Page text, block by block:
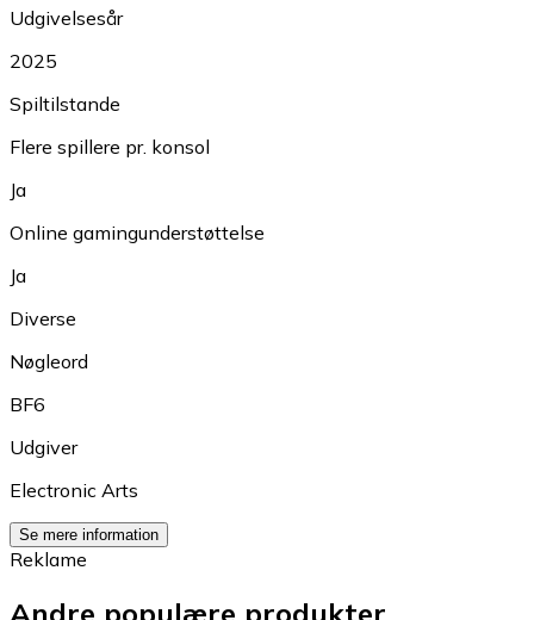
Udgivelsesår
2025
Spiltilstande
Flere spillere pr. konsol
Ja
Online gamingunderstøttelse
Ja
Diverse
Nøgleord
BF6
Udgiver
Electronic Arts
Se mere information
Reklame
Andre populære produkter